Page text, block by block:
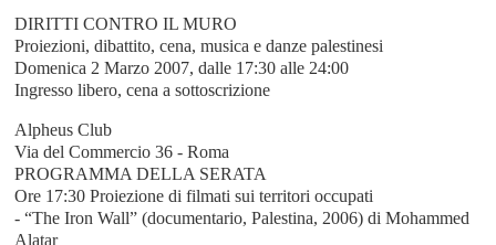
DIRITTI CONTRO IL MURO
Proiezioni, dibattito, cena, musica e danze palestinesi
Domenica 2 Marzo 2007, dalle 17:30 alle 24:00
Ingresso libero, cena a sottoscrizione
Alpheus Club
Via del Commercio 36 - Roma
PROGRAMMA DELLA SERATA
Ore 17:30 Proiezione di filmati sui territori occupati
- “The Iron Wall” (documentario, Palestina, 2006) di Mohammed
Alatar